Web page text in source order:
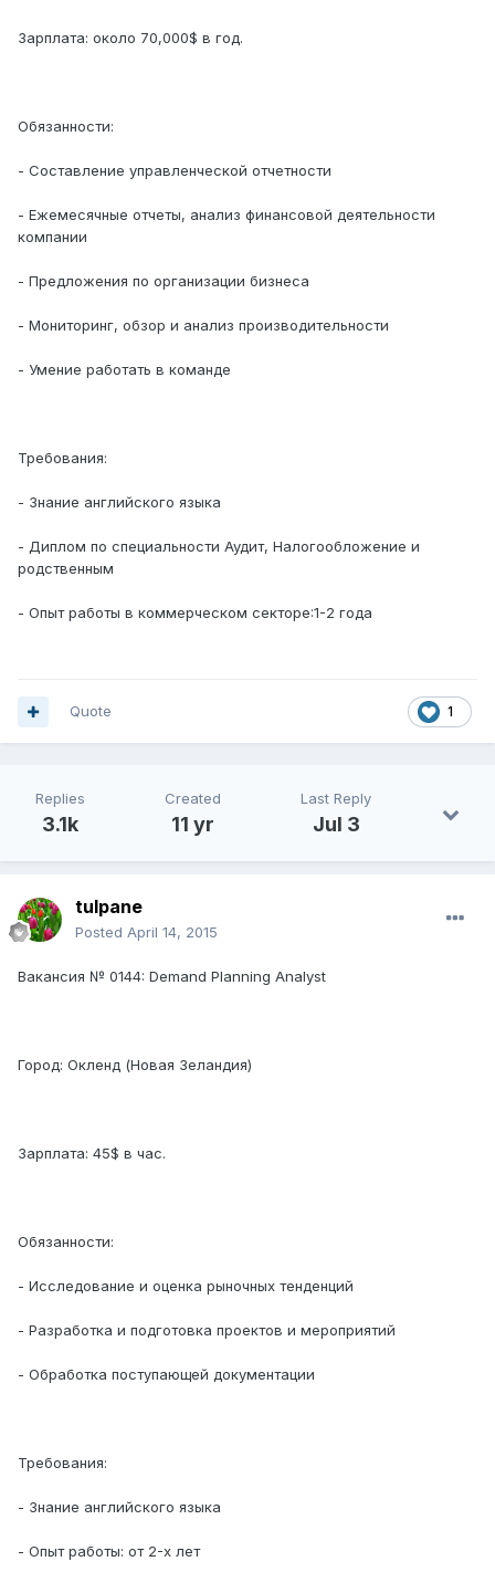
Зарплата: около 70,000$ в год.
Обязанности:
- Составление управленческой отчетности
- Ежемесячные отчеты, анализ финансовой деятельности
компании
- Предложения по организации бизнеса
- Мониторинг, обзор и анализ производительности
- Умение работать в команде
Требования:
- Знание английского языка
- Диплом по специальности Аудит, Налогообложение и
родственным
- Опыт работы в коммерческом секторе:1-2 года
1
Quote
Replies
3.1k
Created
11 yr
Last Reply
Jul 3
tulpane
Posted April 14, 2015
Вакансия № 0144: Demand Planning Analyst
Город: Окленд (Новая Зеландия)
Зарплата: 45$ в час.
Обязанности:
- Исследование и оценка рыночных тенденций
- Разработка и подготовка проектов и мероприятий
- Обработка поступающей документации
Требования:
- Знание английского языка
- Опыт работы: от 2-х лет